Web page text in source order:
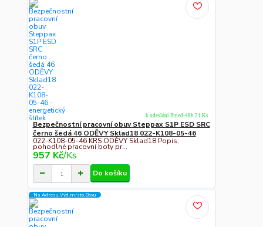
Bezpečnostní pracovní obuv Steppax S1P ESD SRC
černo šedá 46 ODĚVY Sklad18 022-K108-05-46
022-K108-05-46 KRS ODĚVY Sklad18 Popis:
pohodlné pracovní boty pr...
957 Kč/Ks
k odeslání Ihned-48h 21 Ks
Do košíku
Na Adresu,Výd.místo,Boxu